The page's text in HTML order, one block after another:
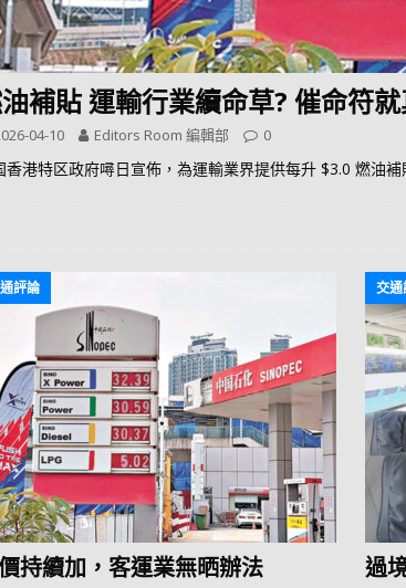
補貼 運輸行業續命草? 催命符就
04-10 Editors Room 編輯部 0
香港特区政府噚日宣佈，為運輸業界提供每升 $3.0 燃油
評論
持續加，客運業無晒辦法
交通
過